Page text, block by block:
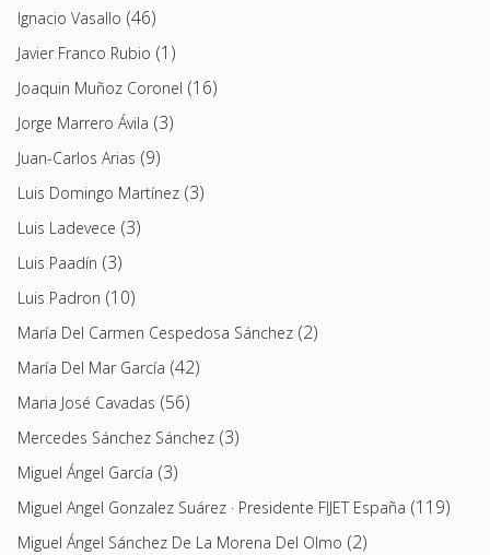
Ignacio Vasallo (46)
Javier Franco Rubio (1)
Joaquin Muñoz Coronel (16)
Jorge Marrero Ávila (3)
Juan-Carlos Arias (9)
Luis Domingo Martínez (3)
Luis Ladevece (3)
Luis Paadín (3)
Luis Padron (10)
María Del Carmen Cespedosa Sánchez (2)
María Del Mar García (42)
Maria José Cavadas (56)
Mercedes Sánchez Sánchez (3)
Miguel Ángel García (3)
Miguel Angel Gonzalez Suárez · Presidente FIJET España (119)
Miguel Ángel Sánchez De La Morena Del Olmo (2)